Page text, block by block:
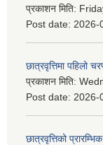
प्रकाशन मिति:
Post date: 2026-
छात्रवृत्तिमा पहिलो
प्रकाशन मिति:
Post date: 2026-
छात्रवृत्तिको